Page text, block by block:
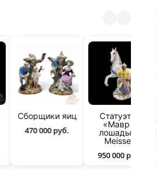
Сборщики яиц
470 000 руб.
Статуэтка
«Мавр с
лошадью»
Meissen
950 000 руб.